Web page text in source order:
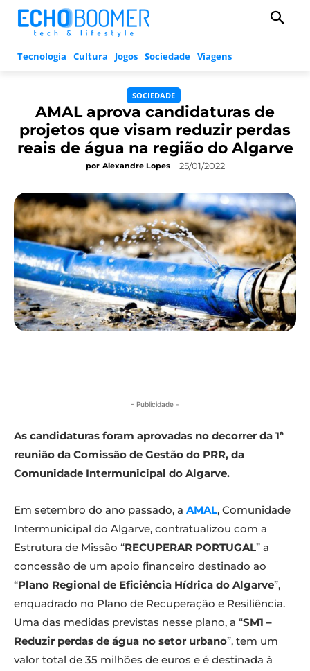
Tecnologia Cultura Jogos Sociedade Viagens
SOCIEDADE
AMAL aprova candidaturas de
projetos que visam reduzir perdas
reais de água na região do Algarve
por Alexandre Lopes 25/01/2022
- Publicidade -
As candidaturas foram aprovadas no decorrer da 1ª
reunião da Comissão de Gestão do PRR, da
Comunidade Intermunicipal do Algarve.
Em setembro do ano passado, a AMAL, Comunidade
Intermunicipal do Algarve, contratualizou com a
Estrutura de Missão “RECUPERAR PORTUGAL” a
concessão de um apoio financeiro destinado ao
“Plano Regional de Eficiência Hídrica do Algarve”,
enquadrado no Plano de Recuperação e Resiliência.
Uma das medidas previstas nesse plano, a “SM1 –
Reduzir perdas de água no setor urbano”, tem um
valor total de 35 milhões de euros e é destinada à